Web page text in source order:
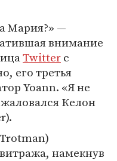
Мария?» —
внимание
Twitterс
его третья
Yoann. «Я не
Келон
намекнув